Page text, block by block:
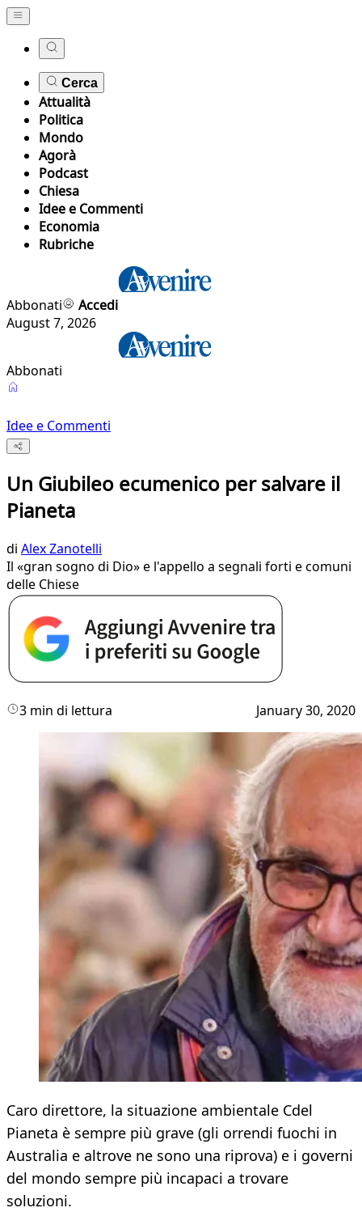
Cerca
Attualità
Politica
Mondo
Agorà
Podcast
Chiesa
Idee e Commenti
Economia
Rubriche
Abbonati
Accedi
August 7, 2026
Abbonati
Idee e Commenti
Un Giubileo ecumenico per salvare il
Pianeta
di Alex Zanotelli
Il «gran sogno di Dio» e l'appello a segnali forti e comuni
delle Chiese
3 min di lettura January 30, 2020
Caro direttore, la situazione ambientale Cdel
Pianeta è sempre più grave (gli orrendi fuochi in
Australia e altrove ne sono una riprova) e i governi
del mondo sempre più incapaci a trovare
soluzioni.